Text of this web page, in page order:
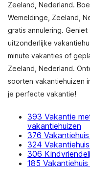
Zeeland, Nederland.
Wemeldinge, Zeeland,
gratis annulering.
uitzonderlijke
minute vakanties of
Zeeland, Nederland.
soorten vakantiehuizen
je perfecte vakantie!
393 Vakantie
vakantiehuizen
376
324
306
185